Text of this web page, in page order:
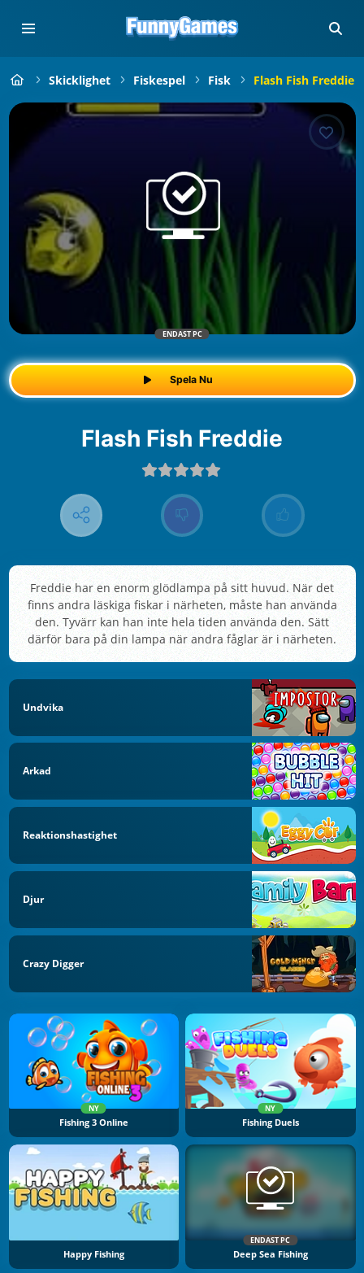
Skicklighet Fiskespel Fisk Flash Fish Freddie
ENDAST PC
Spela Nu
Flash Fish Freddie
Freddie har en enorm glödlampa på sitt huvud. När det
finns andra läskiga fiskar i närheten, måste han använda
den. Tyvärr kan han inte hela tiden använda den. Sätt
därför bara på din lampa när andra fåglar är i närheten.
Undvika
Arkad
Reaktionshastighet
Djur
Crazy Digger
NY
Fishing 3 Online
NY
Fishing Duels
Happy Fishing
ENDAST PC
Deep Sea Fishing